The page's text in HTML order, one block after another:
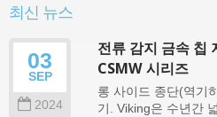
최신 뉴스
03
SEP
2024
전류 감지 금속 칩
CSMW 시리즈
롱 사이드 종단(역기
기. Viking은 수년간